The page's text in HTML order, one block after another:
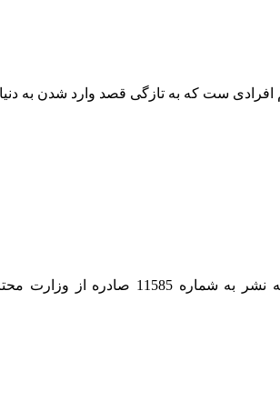
ست که به تازگی قصد وارد شدن به
نخستین و بهترین آکادمی آنلاین